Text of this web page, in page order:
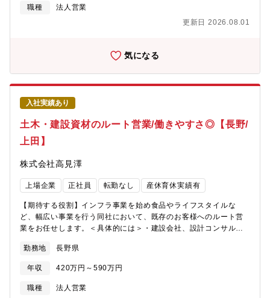
ネル、ブランドなどを共有し、より効率的で経済的な事業展開が
ても経営資源を共有することによって、1+1=2ではなく3にも4に
た、建設・燃料・食品・不動産など幅広い事業展開により、不況
の業種があったとしても他の事業でカバーができる企業です。
【同社の魅力】■直近3年間の定着率は76％で、どの事業所もアッ
トホームな雰囲気です。■充実した人事・教育制度を整えており、
各キャリアに応じた階層別・職種別の研修も実施し、人材育成に
力を入れています。■88種類の資格手当を対象に資格手当支給制度
を導入しています。主に業務に関係のある資格を勉強しながらス
キルUP、そして毎月の給料UPに繋がります。■福利厚生は充実し
ており、当社保養所ほか全6つの福利厚生施設(ホテル、ジム等)を
１名、メンバー2～10名(事業所により異なります)サポート体制も
手厚く、業界未経験でも安心して働くことができる環境です。
【募集背景】事業拡大のための増員募集。
職種
法人営業
更新日 2026.08.01
気になる
入社実績あり
土木・建設資材のルート営業/働きやすさ◎【長野/
上田】
株式会社高見澤
上場企業 正社員 転勤なし 産休育休実績有
【期待する役割】インフラ事業を始め食品やライフスタイルな
ど、幅広い事業を行う同社において、既存のお客様へのルート営
業をお任せします。＜具体的には＞・建設会社、設計コンサル、
建設資材製品等)の販売やPRを行っていただきます。出張は基本あ
りません。【同社の紹介コメント】同社は10業種の多角化経営に
より、すでに持っている技術や生産設備、ノウハウ、販売チャン
ネル、ブランドなどを共有し、より効率的で経済的な事業展開が
勤務地 長野県
年収 420万円～590万円
職種
法人営業